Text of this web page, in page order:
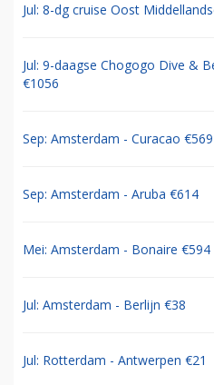
Jul: 8-dg cruise Oost
Jul: 9-daagse Chogogo Dive &
€1056
Sep: Amsterdam - Curacao €569
Sep: Amsterdam - Aruba €614
Mei: Amsterdam - Bonaire €594
Jul: Amsterdam - Berlijn €38
Jul: Rotterdam - Antwerpen €21